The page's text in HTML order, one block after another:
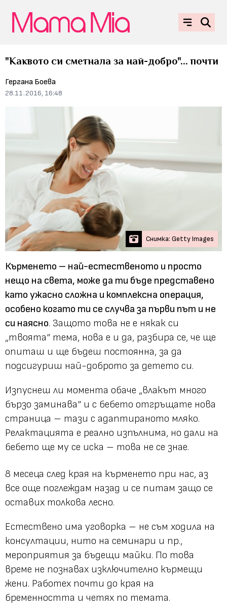
"Каквото си сметнала за най-добро"... почти
Гергана Боева
28.11.2016, 16:48
Снимка: Getty Images
Кърменето – най-естественото и просто
нещо на света, може да ти бъде представено
като ужасно сложна и комплексна операция,
особено когато ти се случва за първи път и не
си наясно. Защото това не е някак си
„твоята“ тема, нова е и да, разбира се, че ще
опиташ и ще бъдеш постоянна, за да
подсигуриш най-доброто за детето си.
Изпуснеш ли момента обаче „влакът много
бързо заминава“ и с бебето отгръщате нова
страница – тази с адаптираното мляко.
Релактацията е реално изпълнима, но дали на
бебето ще му се иска – това не се знае.
8 месеца след края на кърменето при нас, аз
все още поглеждам назад и се питам защо се
оставих толкова лесно.
Естествено има уговорка – не съм ходила на
консултации, нито на семинари и пр.,
мероприятия за бъдещи майки. По това
време не познавах изключително кърмещи
жени. Работех почти до края на
бременността и четях по темата.